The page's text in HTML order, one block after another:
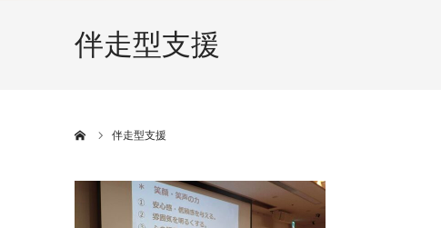
伴走型支援
伴走型支援